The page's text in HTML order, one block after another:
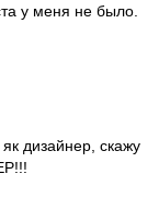
у меня не было.
як дизайнер, скажу